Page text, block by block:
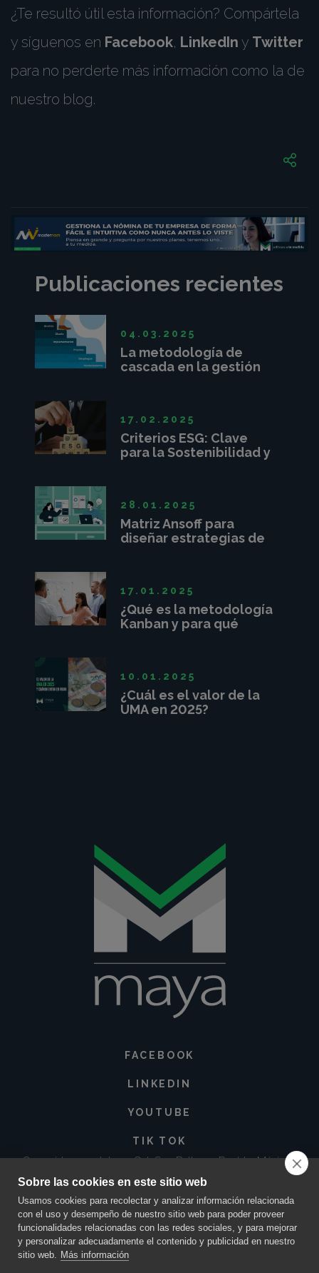
Sobre las cookies en este sitio web
Usamos cookies para recolectar y analizar información relacionada
con el uso y desempeño de nuestro sitio web para poder proveer
funcionalidades relacionadas con las redes sociales, y para mejorar
y personalizar adecuadamente el contenido y publicidad en nuestro
sitio web. Más información
¿Te resultó útil esta información? Compártela
y síguenos en Facebook, LinkedIn y Twitter
para no perderte más información como la de
nuestro blog.
Publicaciones recientes
La metodología de
cascada en la gestión
04.03.2025
Criterios ESG: Clave
para la Sostenibilidad y
17.02.2025
Matriz Ansoff para
diseñar estrategias de
28.01.2025
¿Qué es la metodología
Kanban y para qué
17.01.2025
¿Cuál es el valor de la
UMA en 2025?
10.01.2025
FACEBOOK
LINKEDIN
YOUTUBE
TIK TOK
Corregidora 213 Int. 3-3 Col. San Baltazar, Puebla. México •
72550
contacto@innovacionmaya.mx •249 163 2710